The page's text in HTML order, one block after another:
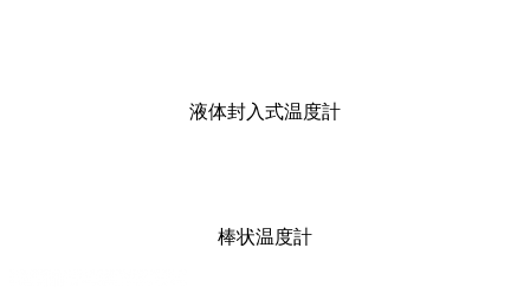
液体封入式温度計
棒状温度計